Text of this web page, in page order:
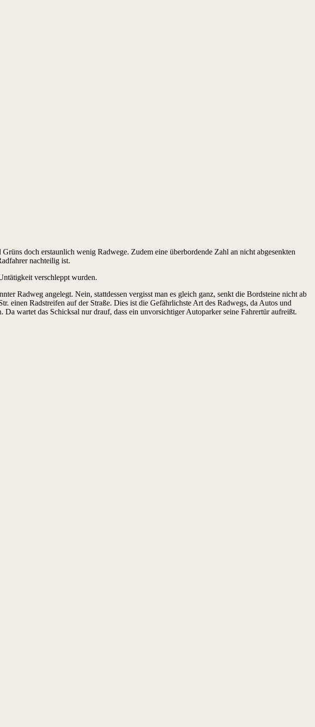
doch erstaunlich wenig Radwege. Zudem eine überbordende Zahl an nicht abgesenkten
nachteilig ist.
verschleppt wurden.
Radweg angelegt. Nein, stattdessen vergisst man es gleich ganz, senkt die Bordsteine nicht ab
einen Radstreifen auf der Straße. Dies ist die Gefährlichste Art des Radwegs, da Autos und
wartet das Schicksal nur drauf, dass ein unvorsichtiger Autoparker seine Fahrertür aufreißt.